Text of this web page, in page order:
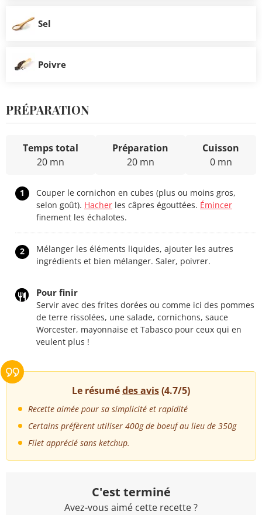
Sel
Poivre
PRÉPARATION
Temps total
20 mn
Préparation
20 mn
Cuisson
0 mn
1
Couper le cornichon en cubes (plus ou moins gros,
selon goût). Hacher les câpres égouttées. Émincer
finement les échalotes.
2
Mélanger les éléments liquides, ajouter les autres
ingrédients et bien mélanger. Saler, poivrer.
Pour finir
Servir avec des frites dorées ou comme ici des pommes
de terre rissolées, une salade, cornichons, sauce
Worcester, mayonnaise et Tabasco pour ceux qui en
veulent plus !
Le résumédes avis(4.7/5)
Recette aimée pour sa simplicité et rapidité
Certains préfèrent utiliser 400g de boeuf au lieu de 350g
Filet apprécié sans ketchup.
C'est terminé
Avez-vous aimé cette recette ?